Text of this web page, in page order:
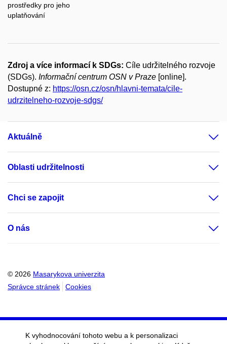
prostředky pro jeho
uplatňování
Zdroj a více informací k SDGs: Cíle udržitelného rozvoje
(SDGs). Informační centrum OSN v Praze [online].
Dostupné z: https://osn.cz/osn/hlavni-temata/cile-
udrzitelneho-rozvoje-sdgs/
Aktuálně
Oblasti udržitelnosti
Chci se zapojit
O nás
© 2026 Masarykova univerzita
Správce stránek
Cookies
K vyhodnocování tohoto webu a k personalizaci